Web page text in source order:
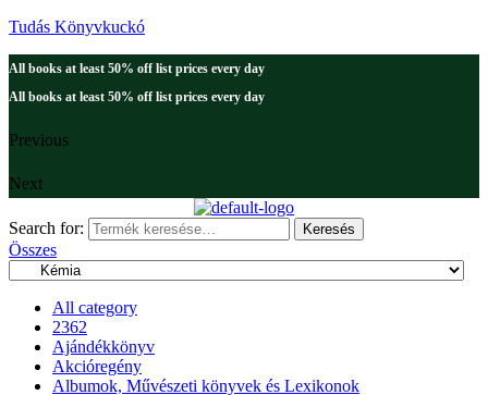
Tudás Könyvkuckó
All books at least 50% off list prices every day
All books at least 50% off list prices every day
Previous
Next
Search for: Keresés
Összes
All category
2362
Ajándékkönyv
Akcióregény
Albumok, Művészeti könyvek és Lexikonok